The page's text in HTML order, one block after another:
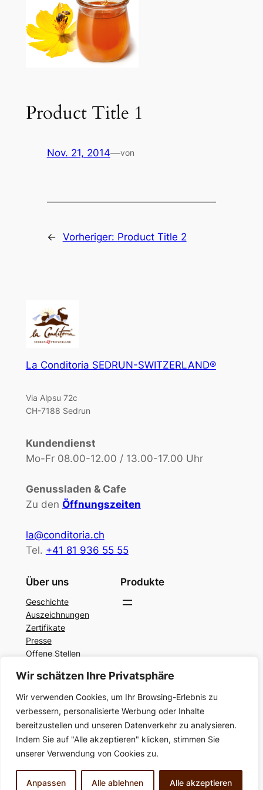
Wir schätzen Ihre Privatsphäre
Wir verwenden Cookies, um Ihr Browsing-Erlebnis zu
verbessern, personalisierte Werbung oder Inhalte
bereitzustellen und unseren Datenverkehr zu analysieren.
Indem Sie auf "Alle akzeptieren" klicken, stimmen Sie
unserer Verwendung von Cookies zu.
Anpassen Alle ablehnen Alle akzeptieren
Product Title 1
Nov. 21, 2014—von
← Vorheriger: Product Title 2
La Conditoria SEDRUN-SWITZERLAND®
Via Alpsu 72c
CH-7188 Sedrun
Kundendienst
Mo-Fr 08.00-12.00 / 13.00-17.00 Uhr
Genussladen & Cafe
Zu den Öffnungszeiten
la@conditoria.ch
Tel. +41 81 936 55 55
Über uns
Geschichte
Auszeichnungen
Zertifikate
Presse
Offene Stellen
Produkte
Datenschutz
Impressum und Datenschutz
Kontakt
InstagramFacebook LinkedIn